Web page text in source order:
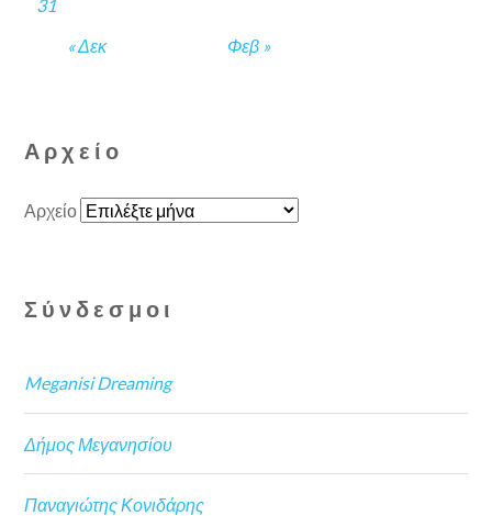
« Δεκ Φεβ »
31
Αρχείο
Αρχείο
Σύνδεσμοι
Meganisi Dreaming
Δήμος Μεγανησίου
Παναγιώτης Κονιδάρης